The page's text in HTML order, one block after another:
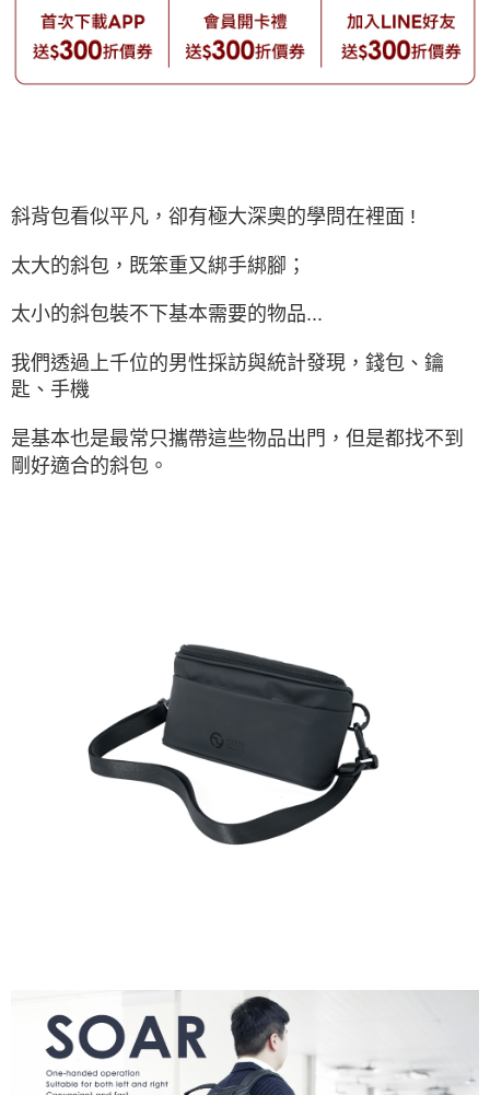
斜背包看似平凡，卻有極大深奧的學問在裡面 !
太大的斜包，既笨重又綁手綁腳；
太小的斜包裝不下基本需要的物品...
我們透過上千位的男性採訪與統計發現，錢包、鑰
匙、手機
是基本也是最常只攜帶這些物品出門，但是都找不到
剛好適合的斜包。